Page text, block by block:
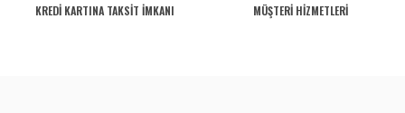
KREDİ KARTINA TAKSİT İMKANI MÜŞTERİ HİZMETLERİ